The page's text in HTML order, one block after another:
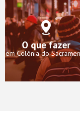
O que fazer
em Colônia do